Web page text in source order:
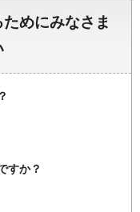
めにみなさま
すか？